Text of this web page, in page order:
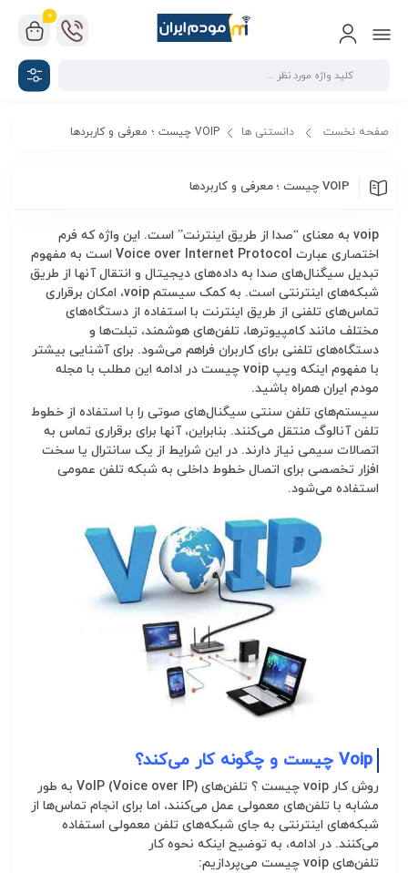
0
صفحه نخست دانستنی ها VOIP چیست ؛ معرفی و کاربردها
VOIP چیست ؛ معرفی و کاربردها
voip به معنای “صدا از طریق اینترنت” است. این واژه که فرم
اختصاری عبارت Voice over Internet Protocol است به مفهوم
تبدیل سیگنال‌های صدا به داده‌های دیجیتال و انتقال آنها از طریق
شبکه‌های اینترنتی است. به کمک سیستم voip، امکان برقراری
تماس‌های تلفنی از طریق اینترنت با استفاده از دستگاه‌های
مختلف مانند کامپیوترها، تلفن‌های هوشمند، تبلت‌ها و
دستگاه‌های تلفنی برای کاربران فراهم می‌شود. برای آشنایی بیشتر
با مفهوم اینکه ويپ voip چیست در ادامه این مطلب با مجله
مودم ایران همراه باشید.
سیستم‌های تلفن سنتی سیگنال‌های صوتی را با استفاده از خطوط
تلفنآنالوگ منتقل می‌کنند. بنابراین، آنها برای برقراری تماس به
اتصالات سیمی نیاز دارند. در این شرایط از یک سانترال یا سخت
افزار تخصصی برای اتصال خطوط داخلی به شبکه تلفن عمومی
استفاده می‌شود.
Voip چیست و چگونه کار می‌کند؟
روش کار voip چیست
؟ تلفن‌های VoIP (Voice over IP) به طور
مشابه با تلفن‌های معمولی عمل می‌کنند، اما برای انجام تماس‌ها از
شبکه‌های اینترنتی به جای شبکه‌های تلفن معمولی استفاده
می‌کنند. در ادامه، به توضیح اینکه نحوه کار
تلفن‌های voip چیست می‌پردازیم: